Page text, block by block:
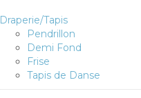
Draperie/Tapis
Pendrillon
Demi Fond
Frise
Tapis de Danse